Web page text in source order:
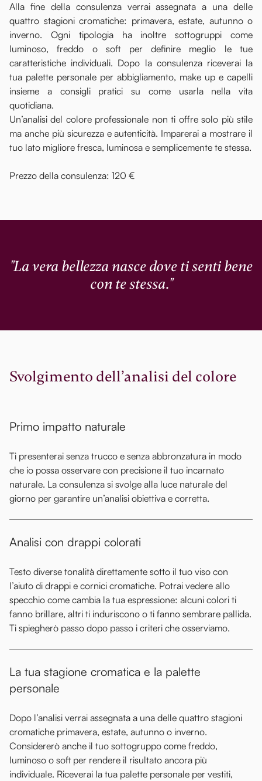
Alla fine della consulenza verrai assegnata a una delle
quattro stagioni cromatiche: primavera, estate, autunno o
inverno. Ogni tipologia ha inoltre sottogruppi come
luminoso, freddo o soft per definire meglio le tue
caratteristiche individuali. Dopo la consulenza riceverai la
tua palette personale per abbigliamento, make up e capelli
insieme a consigli pratici su come usarla nella vita
quotidiana.
Un’analisi del colore professionale non ti offre solo più stile
ma anche più sicurezza e autenticità. Imparerai a mostrare il
tuo lato migliore fresca, luminosa e semplicemente te stessa.
Prezzo della consulenza: 120 €
"La vera bellezza nasce dove ti senti bene
con te stessa."
Svolgimento dell’analisi del colore
Primo impatto naturale
Ti presenterai senza trucco e senza abbronzatura in modo
che io possa osservare con precisione il tuo incarnato
naturale. La consulenza si svolge alla luce naturale del
giorno per garantire un’analisi obiettiva e corretta.
Analisi con drappi colorati
Testo diverse tonalità direttamente sotto il tuo viso con
l’aiuto di drappi e cornici cromatiche. Potrai vedere allo
specchio come cambia la tua espressione: alcuni colori ti
fanno brillare, altri ti induriscono o ti fanno sembrare pallida.
Ti spiegherò passo dopo passo i criteri che osserviamo.
La tua stagione cromatica e la palette
personale
Dopo l’analisi verrai assegnata a una delle quattro stagioni
cromatiche primavera, estate, autunno o inverno.
Considererò anche il tuo sottogruppo come freddo,
luminoso o soft per rendere il risultato ancora più
individuale. Riceverai la tua palette personale per vestiti,